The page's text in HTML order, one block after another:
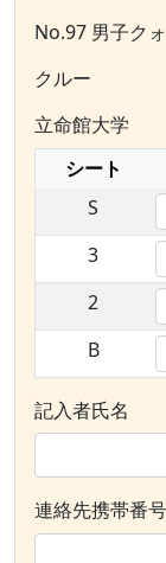
No.97 男子ク
クルー
立命館大学
シート
S
3
2
B
記入者氏名
連絡先携帯番号